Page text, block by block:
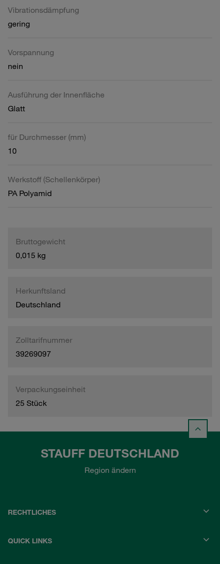
Vibrationsdämpfung
gering
Vorspannung
nein
Ausführung der Innenfläche
Glatt
für Durchmesser (mm)
10
Werkstoff (Schellenkörper)
PA Polyamid
Bruttogewicht
0,015 kg
Herkunftsland
Deutschland
Zolltarifnummer
39269097
Verpackungseinheit
25 Stück
STAUFF DEUTSCHLAND
Region ändern
RECHTLICHES
QUICK LINKS